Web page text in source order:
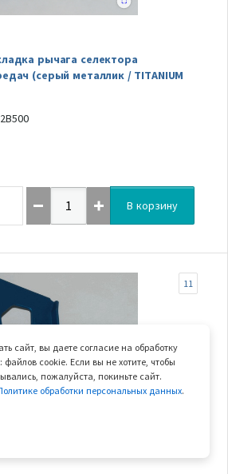
рычага селектора
(серый металлик / TITANIUM
В корзину
11
сайт, вы даете согласие на обработку
cookie. Если вы не хотите, чтобы
пожалуйста, покиньте сайт.
обработки персональных данных.